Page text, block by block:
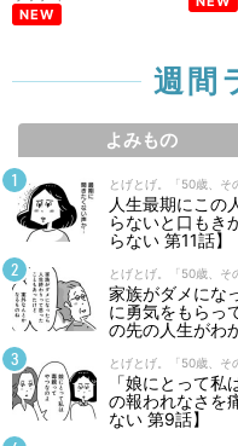
NEW
週間
よみもの
とげとげ。「50歳、そ
人生最期にこ
らないと口もき
らない 第11話】
とげとげ。「50歳、そ
家族がダメにな
に勇気をもらっ
の先の人生がわ
とげとげ。「50歳、そ
「娘にとって
の報われなさを
ない 第9話】